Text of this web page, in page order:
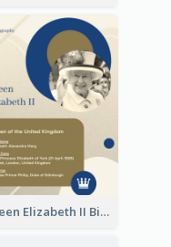
Queen Elizabeth II Biography